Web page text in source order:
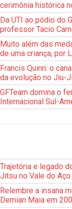
cerimônia histórica
Da UTI ao pódio do
professor Tacio
Muito além das
de uma criança, por
Francis Quinn: o
da evolução no Jiu-
GFTeam domina o
Internacional Sul-
Trajetória e legado
Jitsu no Vale do Aço
Relembre a insana
Demian Maia em